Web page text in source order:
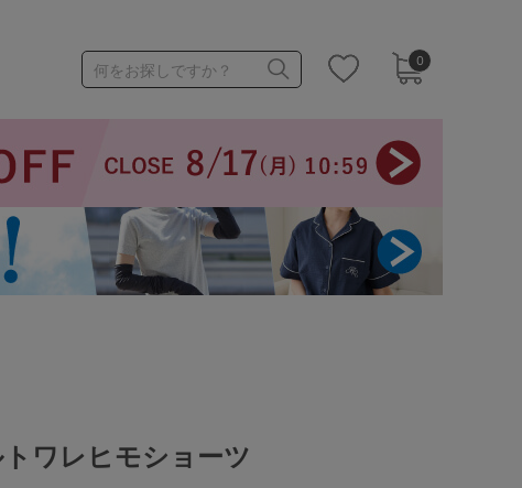
0
何をお探しですか？
1,000～1,999円
3,000～3,999円
ワレヒモショーツ